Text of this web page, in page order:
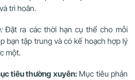
trì hoãn.
Đặt ra các thời hạn cụ thể cho mỗi
bạn tập trung và có kế hoạch hợp lý
một.
tiêu thường xuyên: Mục tiêu phản